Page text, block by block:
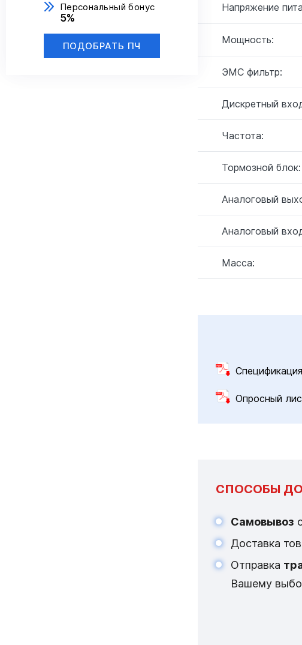
Персональный бонус
5%
ПОДОБРАТЬ ПЧ
Напряжение
Мощность:
ЭМС фильтр:
Дискретный
Частота:
Тормозной блок:
Аналоговый
Аналоговый
Масса:
Опросный
СПОСОБЫ
Самовывоз
Доставка
Отправка
Вашему